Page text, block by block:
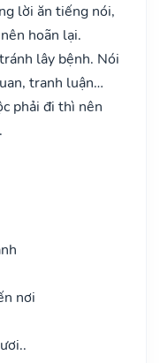
lời ăn tiếng nói,
hoãn lại.
lây bệnh. Nói
tranh luận…
phải đi thì nên
nơi